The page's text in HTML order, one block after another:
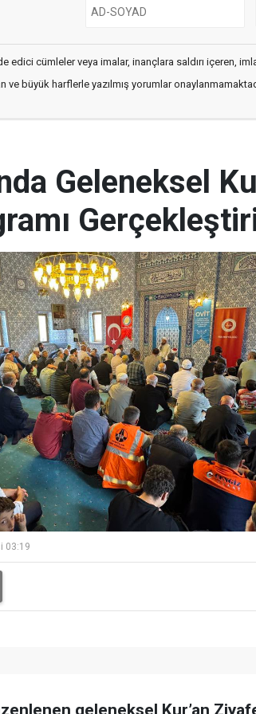
edici cümleler veya imalar, inançlara saldırı içeren,
ve büyük harflerle yazılmış yorumlar
Geleneksel
03:19
geleneksel Kur’an